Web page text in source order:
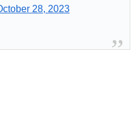
28, 2023